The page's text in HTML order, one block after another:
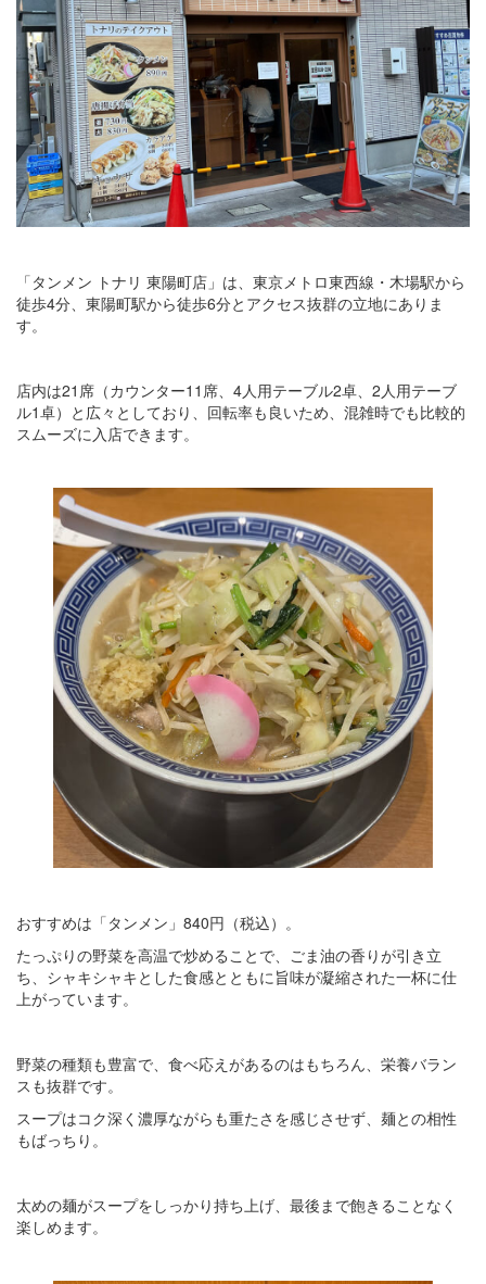
「タンメン トナリ 東陽町店」は、東京メトロ東西線・木場駅から
徒歩4分、東陽町駅から徒歩6分とアクセス抜群の立地にありま
す。
店内は21席（カウンター11席、4人用テーブル2卓、2人用テーブ
ル1卓）と広々としており、回転率も良いため、混雑時でも比較的
スムーズに入店できます。
おすすめは「タンメン」840円（税込）。
たっぷりの野菜を高温で炒めることで、ごま油の香りが引き立
ち、シャキシャキとした食感とともに旨味が凝縮された一杯に仕
上がっています。
野菜の種類も豊富で、食べ応えがあるのはもちろん、栄養バラン
スも抜群です。
スープはコク深く濃厚ながらも重たさを感じさせず、麺との相性
もばっちり。
太めの麺がスープをしっかり持ち上げ、最後まで飽きることなく
楽しめます。